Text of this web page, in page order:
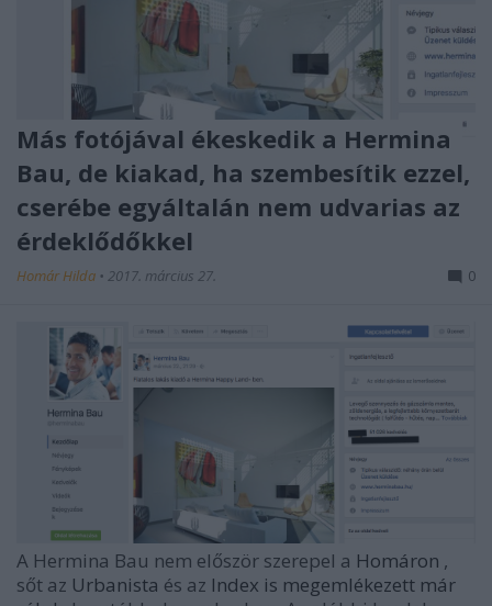
Más fotójával ékeskedik a Hermina
Bau, de kiakad, ha szembesítik ezzel,
cserébe egyáltalán nem udvarias az
érdeklődőkkel
Homár Hilda • 2017. március 27. 0
A Hermina Bau nem először szerepel a Homáron ,
sőt az Urbanista és az Index is megemlékezett már